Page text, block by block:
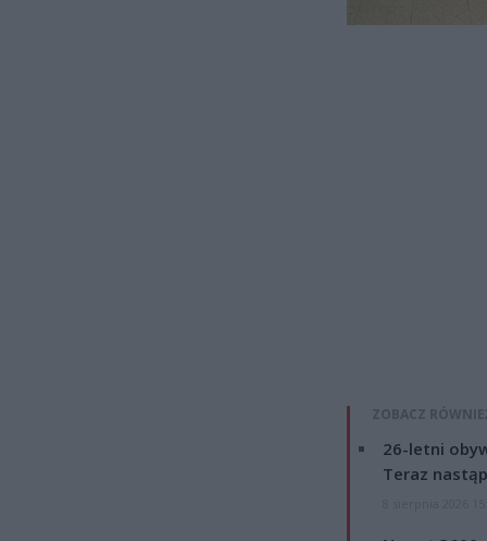
ZOBACZ
26-letni
Teraz